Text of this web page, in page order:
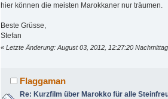
hier können die meisten Marokkaner nur träumen.
Beste Grüsse,
Stefan
« Letzte Änderung: August 03, 2012, 12:27:20
Flaggaman
Re: Kurzfilm über Marokko für alle